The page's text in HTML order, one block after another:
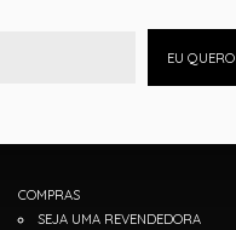
EU QUERO
COMPRAS
SEJA UMA REVENDEDORA